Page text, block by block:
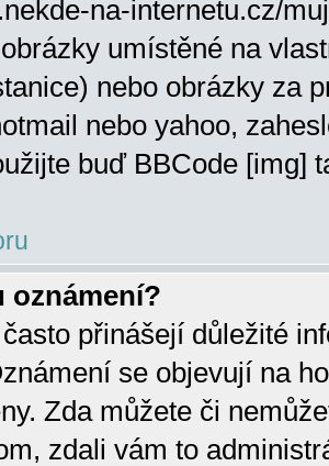
na-internetu.cz/
umístěné na
nebo obrázky za
nebo yahoo,
buď BBCode [img]
oznámení?
přinášejí důležité
se objevují na
Zda můžete či
zdali vám to